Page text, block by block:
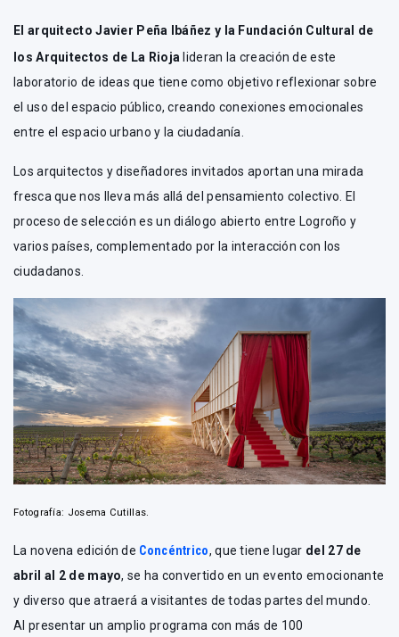
El arquitecto Javier Peña Ibáñez y la Fundación Cultural de
los Arquitectos de La Rioja lideran la creación de este
laboratorio de ideas que tiene como objetivo reflexionar sobre
el uso del espacio público, creando conexiones emocionales
entre el espacio urbano y la ciudadanía.
Los arquitectos y diseñadores invitados aportan una mirada
fresca que nos lleva más allá del pensamiento colectivo. El
proceso de selección es un diálogo abierto entre Logroño y
varios países, complementado por la interacción con los
ciudadanos.
Fotografía: Josema Cutillas.
La novena edición de Concéntrico, que tiene lugar del 27 de
abril al 2 de mayo, se ha convertido en un evento emocionante
y diverso que atraerá a visitantes de todas partes del mundo.
Al presentar un amplio programa con más de 100